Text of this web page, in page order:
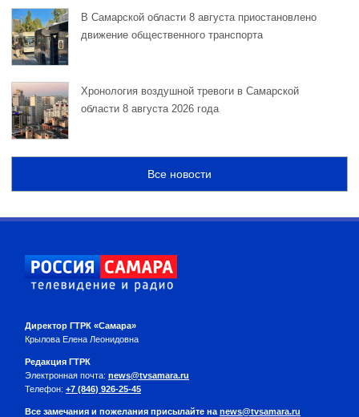
В Самарской области 8 августа приостановлено
движение общественного транспорта
Хронология воздушной тревоги в Самарской
области 8 августа 2026 года
Все новости
Директор ГТРК «Самара»
Крылова Елена Леонидовна
Редакция ГТРК
Электронная почта: news@tvsamara.ru
Телефон: +7 (846) 926-25-45
Все замечания и пожелания присылайте на news@tvsamara.ru